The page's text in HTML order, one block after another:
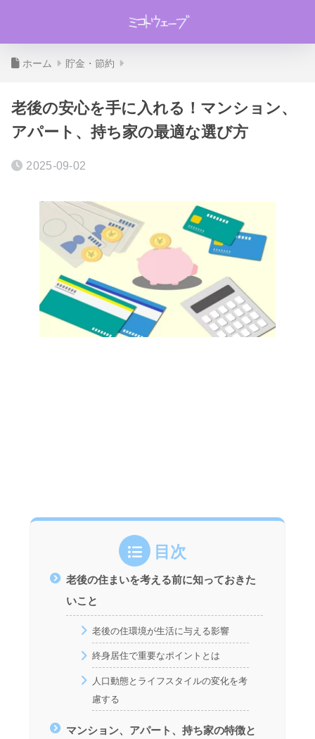
ホーム 貯金・節約
老後の安心を手に入れる！マンション、
アパート、持ち家の最適な選び方
2025-09-02
目次
老後の住まいを考える前に知っておきた
いこと
老後の住環境が生活に与える影響
終身居住で重要なポイントとは
人口動態とライフスタイルの変化を考
慮する
マンション、アパート、持ち家の特徴と